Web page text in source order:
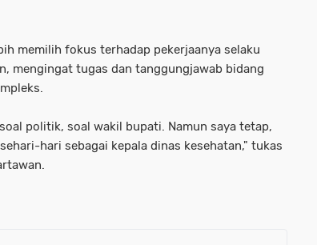
memilih fokus terhadap pekerjaanya selaku
mengingat tugas dan tanggungjawab bidang
politik, soal wakil bupati. Namun saya tetap,
hari sebagai kepala dinas kesehatan," tukas